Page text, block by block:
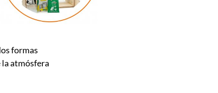
formas
atmósfera